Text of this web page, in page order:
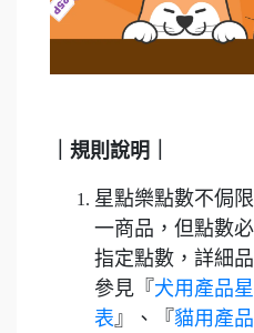
｜規則說明｜
星點樂點數不侷
一商品，但點數
指定點數，詳細
參見『 犬用產品
表』、『 貓用產